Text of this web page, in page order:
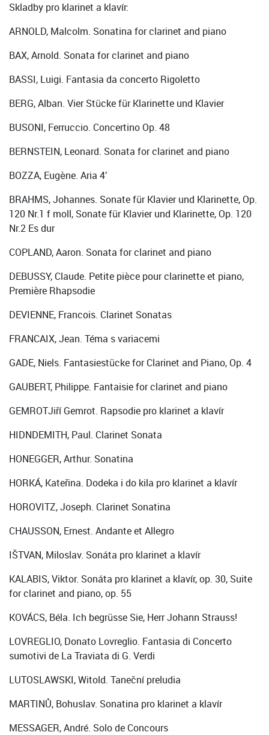
Skladby pro klarinet a klavír:
ARNOLD, Malcolm. Sonatina for clarinet and piano
BAX, Arnold. Sonata for clarinet and piano
BASSI, Luigi. Fantasia da concerto Rigoletto
BERG, Alban. Vier Stücke für Klarinette und Klavier
BUSONI, Ferruccio. Concertino Op. 48
BERNSTEIN, Leonard. Sonata for clarinet and piano
BOZZA, Eugène. Aria 4’
BRAHMS, Johannes. Sonate für Klavier und Klarinette, Op.
120 Nr.1 f moll, Sonate für Klavier und Klarinette, Op. 120
Nr.2 Es dur
COPLAND, Aaron. Sonata for clarinet and piano
DEBUSSY, Claude. Petite pièce pour clarinette et piano,
Première Rhapsodie
DEVIENNE, Francois. Clarinet Sonatas
FRANCAIX, Jean. Téma s variacemi
GADE, Niels. Fantasiestücke for Clarinet and Piano, Op. 4
GAUBERT, Philippe. Fantaisie for clarinet and piano
GEMROTJiří Gemrot. Rapsodie pro klarinet a klavír
HIDNDEMITH, Paul. Clarinet Sonata
HONEGGER, Arthur. Sonatina
HORKÁ, Kateřina. Dodeka i do kila pro klarinet a klavír
HOROVITZ, Joseph. Clarinet Sonatina
CHAUSSON, Ernest. Andante et Allegro
IŠTVAN, Miloslav. Sonáta pro klarinet a klavír
KALABIS, Viktor. Sonáta pro klarinet a klavír, op. 30, Suite
for clarinet and piano, op. 55
KOVÁCS, Béla. Ich begrüsse Sie, Herr Johann Strauss!
LOVREGLIO, Donato Lovreglio. Fantasia di Concerto
sumotivi de La Traviata di G. Verdi
LUTOSLAWSKI, Witold. Taneční preludia
MARTINŮ, Bohuslav. Sonatina pro klarinet a klavír
MESSAGER, André. Solo de Concours